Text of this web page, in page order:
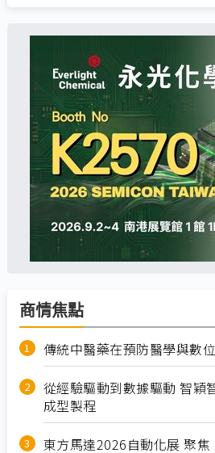
商情焦點
傳統中醫藥在預防醫學與數
從經驗驅動到數據驅動 智穎
成型製程
東方馬達2026自動化展 聚焦